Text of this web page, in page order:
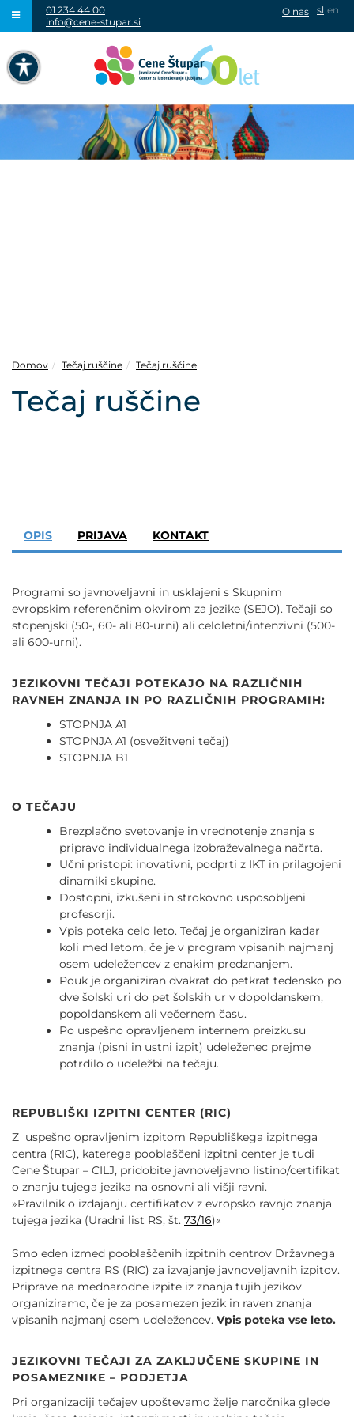
NAVIGACIJA PREKO TIPKOVNICE
IZKLJUČI ANIMACIJE
POMANJŠAJ PISAVO
PODČRTAJ POVEZAVE
IZJAVA O DOSTOPNOSTI
01 234 44 00
info@cene-stupar.si
sl en
O nas
Domov Tečaj ruščine Tečaj ruščine
Tečaj ruščine
OPIS PRIJAVA KONTAKT
Programi so javnoveljavni in usklajeni s Skupnim
evropskim referenčnim okvirom za jezike (SEJO). Tečaji so
stopenjski (50-, 60- ali 80-urni) ali celoletni/intenzivni (500-
ali 600-urni).
JEZIKOVNI TEČAJI POTEKAJO NA RAZLIČNIH
RAVNEH ZNANJA IN PO RAZLIČNIH PROGRAMIH:
STOPNJA A1
STOPNJA A1 (osvežitveni tečaj)
STOPNJA B1
O TEČAJU
Brezplačno svetovanje in vrednotenje znanja s
pripravo individualnega izobraževalnega načrta.
Učni pristopi: inovativni, podprti z IKT in prilagojeni
dinamiki skupine.
Dostopni, izkušeni in strokovno usposobljeni
profesorji.
Vpis poteka celo leto. Tečaj je organiziran kadar
koli med letom, če je v program vpisanih najmanj
osem udeležencev z enakim predznanjem.
Pouk je organiziran dvakrat do petkrat tedensko po
dve šolski uri do pet šolskih ur v dopoldanskem,
popoldanskem ali večernem času.
Po uspešno opravljenem internem preizkusu
znanja (pisni in ustni izpit) udeleženec prejme
potrdilo o udeležbi na tečaju.
REPUBLIŠKI IZPITNI CENTER (RIC)
Z uspešno opravljenim izpitom Republiškega izpitnega
centra (RIC), katerega pooblaščeni izpitni center je tudi
Cene Štupar – CILJ, pridobite javnoveljavno listino/certifikat
o znanju tujega jezika na osnovni ali višji ravni.
»Pravilnik o izdajanju certifikatov z evropsko ravnjo znanja
tujega jezika (Uradni list RS, št. 73/16)«
Smo eden izmed pooblaščenih izpitnih centrov Državnega
izpitnega centra RS (RIC) za izvajanje javnoveljavnih izpitov.
Priprave na mednarodne izpite iz znanja tujih jezikov
organiziramo, če je za posamezen jezik in raven znanja
vpisanih najmanj osem udeležencev. Vpis poteka vse leto.
JEZIKOVNI TEČAJI ZA ZAKLJUČENE SKUPINE IN
POSAMEZNIKE – PODJETJA
Pri organizaciji tečajev upoštevamo želje naročnika glede